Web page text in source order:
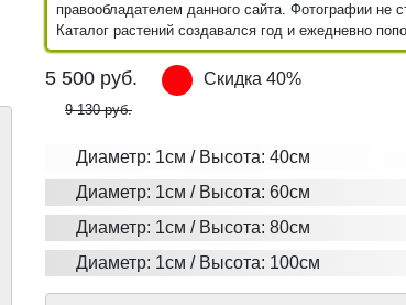
правообладателем данного сайта. Фотографии не
Каталог растений создавался год и ежедневно
5 500 руб. Скидка 40%
9 130 руб.
Диаметр: 1см / Высота: 40см
Диаметр: 1см / Высота: 60см
Диаметр: 1см / Высота: 80см
Диаметр: 1см / Высота: 100см